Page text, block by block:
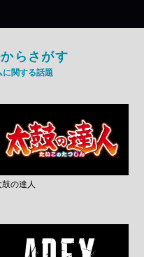
らさがす
関する話題
鼓の達人